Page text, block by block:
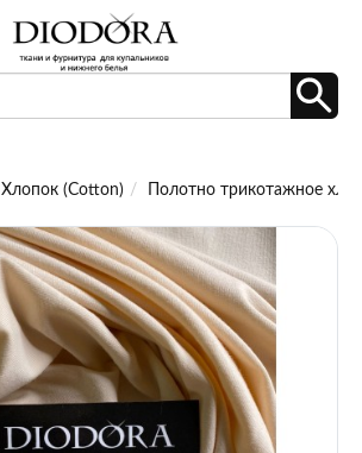
Хлопок (Cotton) Полотно трикотажное